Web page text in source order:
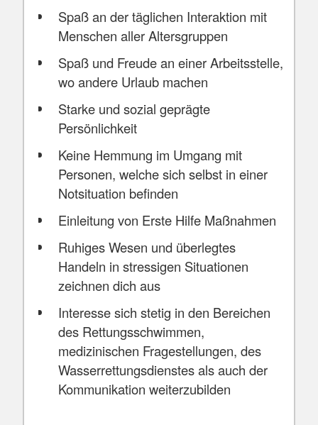
Spaß an der täglichen Interaktion mit
Menschen aller Altersgruppen
Spaß und Freude an einer Arbeitsstelle,
wo andere Urlaub machen
Starke und sozial geprägte
Persönlichkeit
Keine Hemmung im Umgang mit
Personen, welche sich selbst in einer
Notsituation befinden
Einleitung von Erste Hilfe Maßnahmen
Ruhiges Wesen und überlegtes
Handeln in stressigen Situationen
zeichnen dich aus
Interesse sich stetig in den Bereichen
des Rettungsschwimmen,
medizinischen Fragestellungen, des
Wasserrettungsdienstes als auch der
Kommunikation weiterzubilden